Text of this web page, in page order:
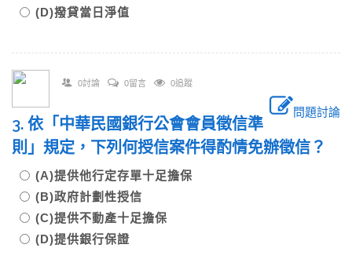
(D)撥貸當日淨值
0討論 0留言 0追蹤
問題討論
3. 依「中華民國銀行公會會員徵信準
則」規定，下列何授信案件得酌情免辦徵信？
(A)提供他行定存單十足擔保
(B)政府計劃性授信
(C)提供不動產十足擔保
(D)提供銀行保證